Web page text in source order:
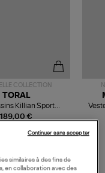
COLLECTION
189,00 €
TORAL
Killian Sport
Mousse
similaires à des fins de
en collaboration avec des
Continuer sans accepter